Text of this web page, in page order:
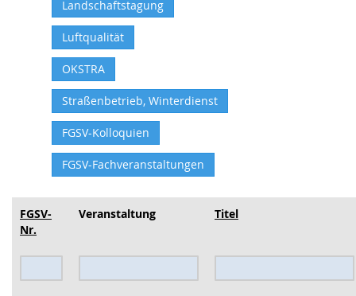
Landschaftstagung
Luftqualität
OKSTRA
Straßenbetrieb, Winterdienst
FGSV-Kolloquien
FGSV-Fachveranstaltungen
FGSV-
Nr.
Veranstaltung Titel